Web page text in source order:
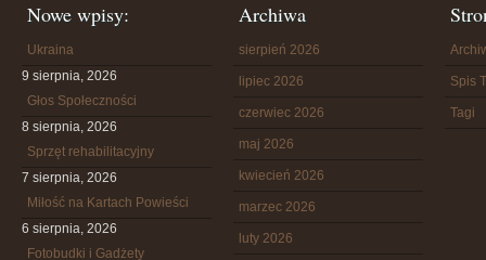
Nowe wpisy:
Ukraina
9 sierpnia, 2026
Głos Społeczności
8 sierpnia, 2026
Sprzęt rehabilitacyjny
7 sierpnia, 2026
Miłość na Kartach Powieści
6 sierpnia, 2026
Fotobudki i Gadżety
Archiwa
sierpień 2026
lipiec 2026
czerwiec 2026
maj 2026
kwiecień 2026
marzec 2026
luty 2026
Spis
Tagi